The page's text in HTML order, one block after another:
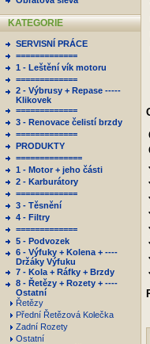
KATEGORIE
SERVISNÍ PRÁCE
=============
1 - Leštění vík motoru
=============
2 - Výbrusy + Repase -----
Klikovek
=============
3 - Renovace čelistí brzdy
=============
PRODUKTY
==============
1 - Motor + jeho části
2 - Karburátory
=============
3 - Těsnění
4 - Filtry
=============
5 - Podvozek
6 - Výfuky + Kolena + ----
Držáky Výfuku
7 - Kola + Ráfky + Brzdy
8 - Řetězy + Rozety + ----
Ostatní
Řetězy
Přední Řetězová Kolečka
Zadní Rozety
Ostatní